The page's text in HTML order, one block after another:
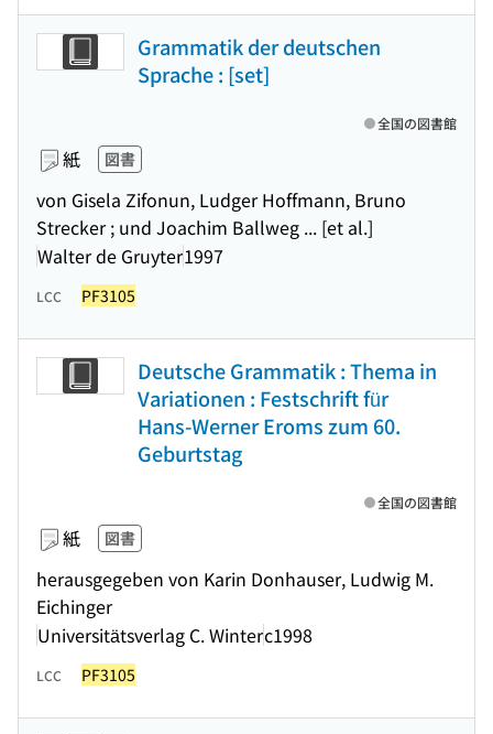
Grammatik der deutschen
Sprache : [set]
紙 図書
von Gisela Zifonun, Ludger Hoffmann, Bruno
Strecker ; und Joachim Ballweg ... [et al.]
Walter de Gruyter1997
全国の図書館
LCC PF3105
Deutsche Grammatik : Thema in
Variationen : Festschrift für
Hans-Werner Eroms zum 60.
Geburtstag
紙 図書
herausgegeben von Karin Donhauser, Ludwig M.
Eichinger
Universitätsverlag C. Winterc1998
全国の図書館
LCC PF3105